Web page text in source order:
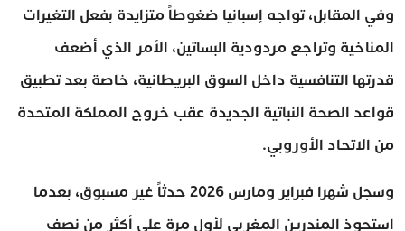
وفي المقابل، تواجه إسبانيا ضغوطاً متزايدة بفعل التغيرات
المناخية وتراجع مردودية البساتين، الأمر الذي أضعف
قدرتها التنافسية داخل السوق البريطانية، خاصة بعد تطبيق
قواعد الصحة النباتية الجديدة عقب خروج المملكة المتحدة
من الاتحاد الأوروبي.
وسجل شهرا فبراير ومارس 2026 حدثاً غير مسبوق، بعدما
استحوذ المندرين المغربي لأول مرة على أكثر من نصف